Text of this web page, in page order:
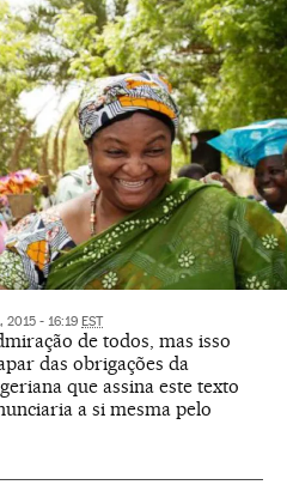
2015 - 16:19 EST
de todos, mas isso
das obrigações da
que assina este texto
a si mesma pelo